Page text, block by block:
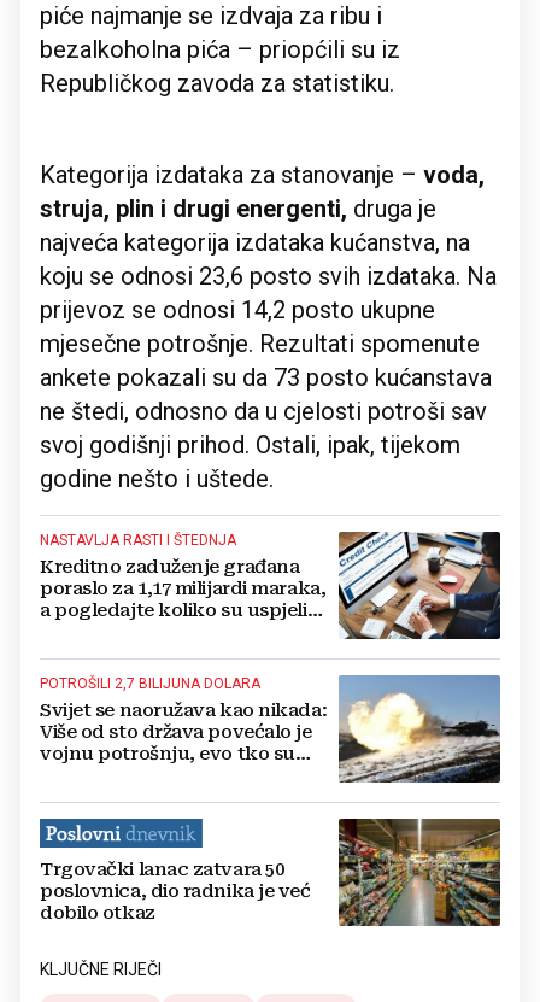
piće najmanje se izdvaja za ribu i
bezalkoholna pića – priopćili su iz
Republičkog zavoda za statistiku.
Kategorija izdataka za stanovanje – voda,
struja, plin i drugi energenti, druga je
najveća kategorija izdataka kućanstva, na
koju se odnosi 23,6 posto svih izdataka. Na
prijevoz se odnosi 14,2 posto ukupne
mjesečne potrošnje. Rezultati spomenute
ankete pokazali su da 73 posto kućanstava
ne štedi, odnosno da u cjelosti potroši sav
svoj godišnji prihod. Ostali, ipak, tijekom
godine nešto i uštede.
NASTAVLJA RASTI I ŠTEDNJA
Kreditno zaduženje građana
poraslo za 1,17 milijardi maraka,
a pogledajte koliko su uspjeli
POTROŠILI 2,7 BILIJUNA DOLARA
Svijet se naoružava kao nikada:
Više od sto država povećalo je
vojnu potrošnju, evo tko su
Trgovački lanac zatvara 50
poslovnica, dio radnika je već
dobilo otkaz
KLJUČNE RIJEČI